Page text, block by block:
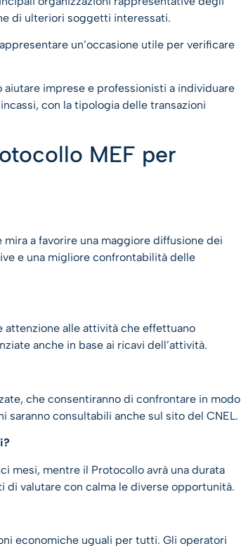
di ulteriori soggetti interessati.
un’occasione utile per verificare
imprese e professionisti a individuare
con la tipologia delle transazioni
MEF per
a favorire una maggiore diffusione dei
e una migliore confrontabilità delle
attenzione alle attività che effettuano
anche in base ai ricavi dell’attività.
che consentiranno di confrontare in modo
saranno consultabili anche sul sito del CNEL.
mesi, mentre il Protocollo avrà una durata
valutare con calma le diverse opportunità.
economiche uguali per tutti. Gli operatori